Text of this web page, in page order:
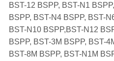
BST-12 BSPP, BST-N1
BSPP, BST-N4 BSPP, BST-
BST-N10 BSPP,BST-N12
BSPP, BST-3M BSPP, BST-
BST-8M BSPP, BST-N1M